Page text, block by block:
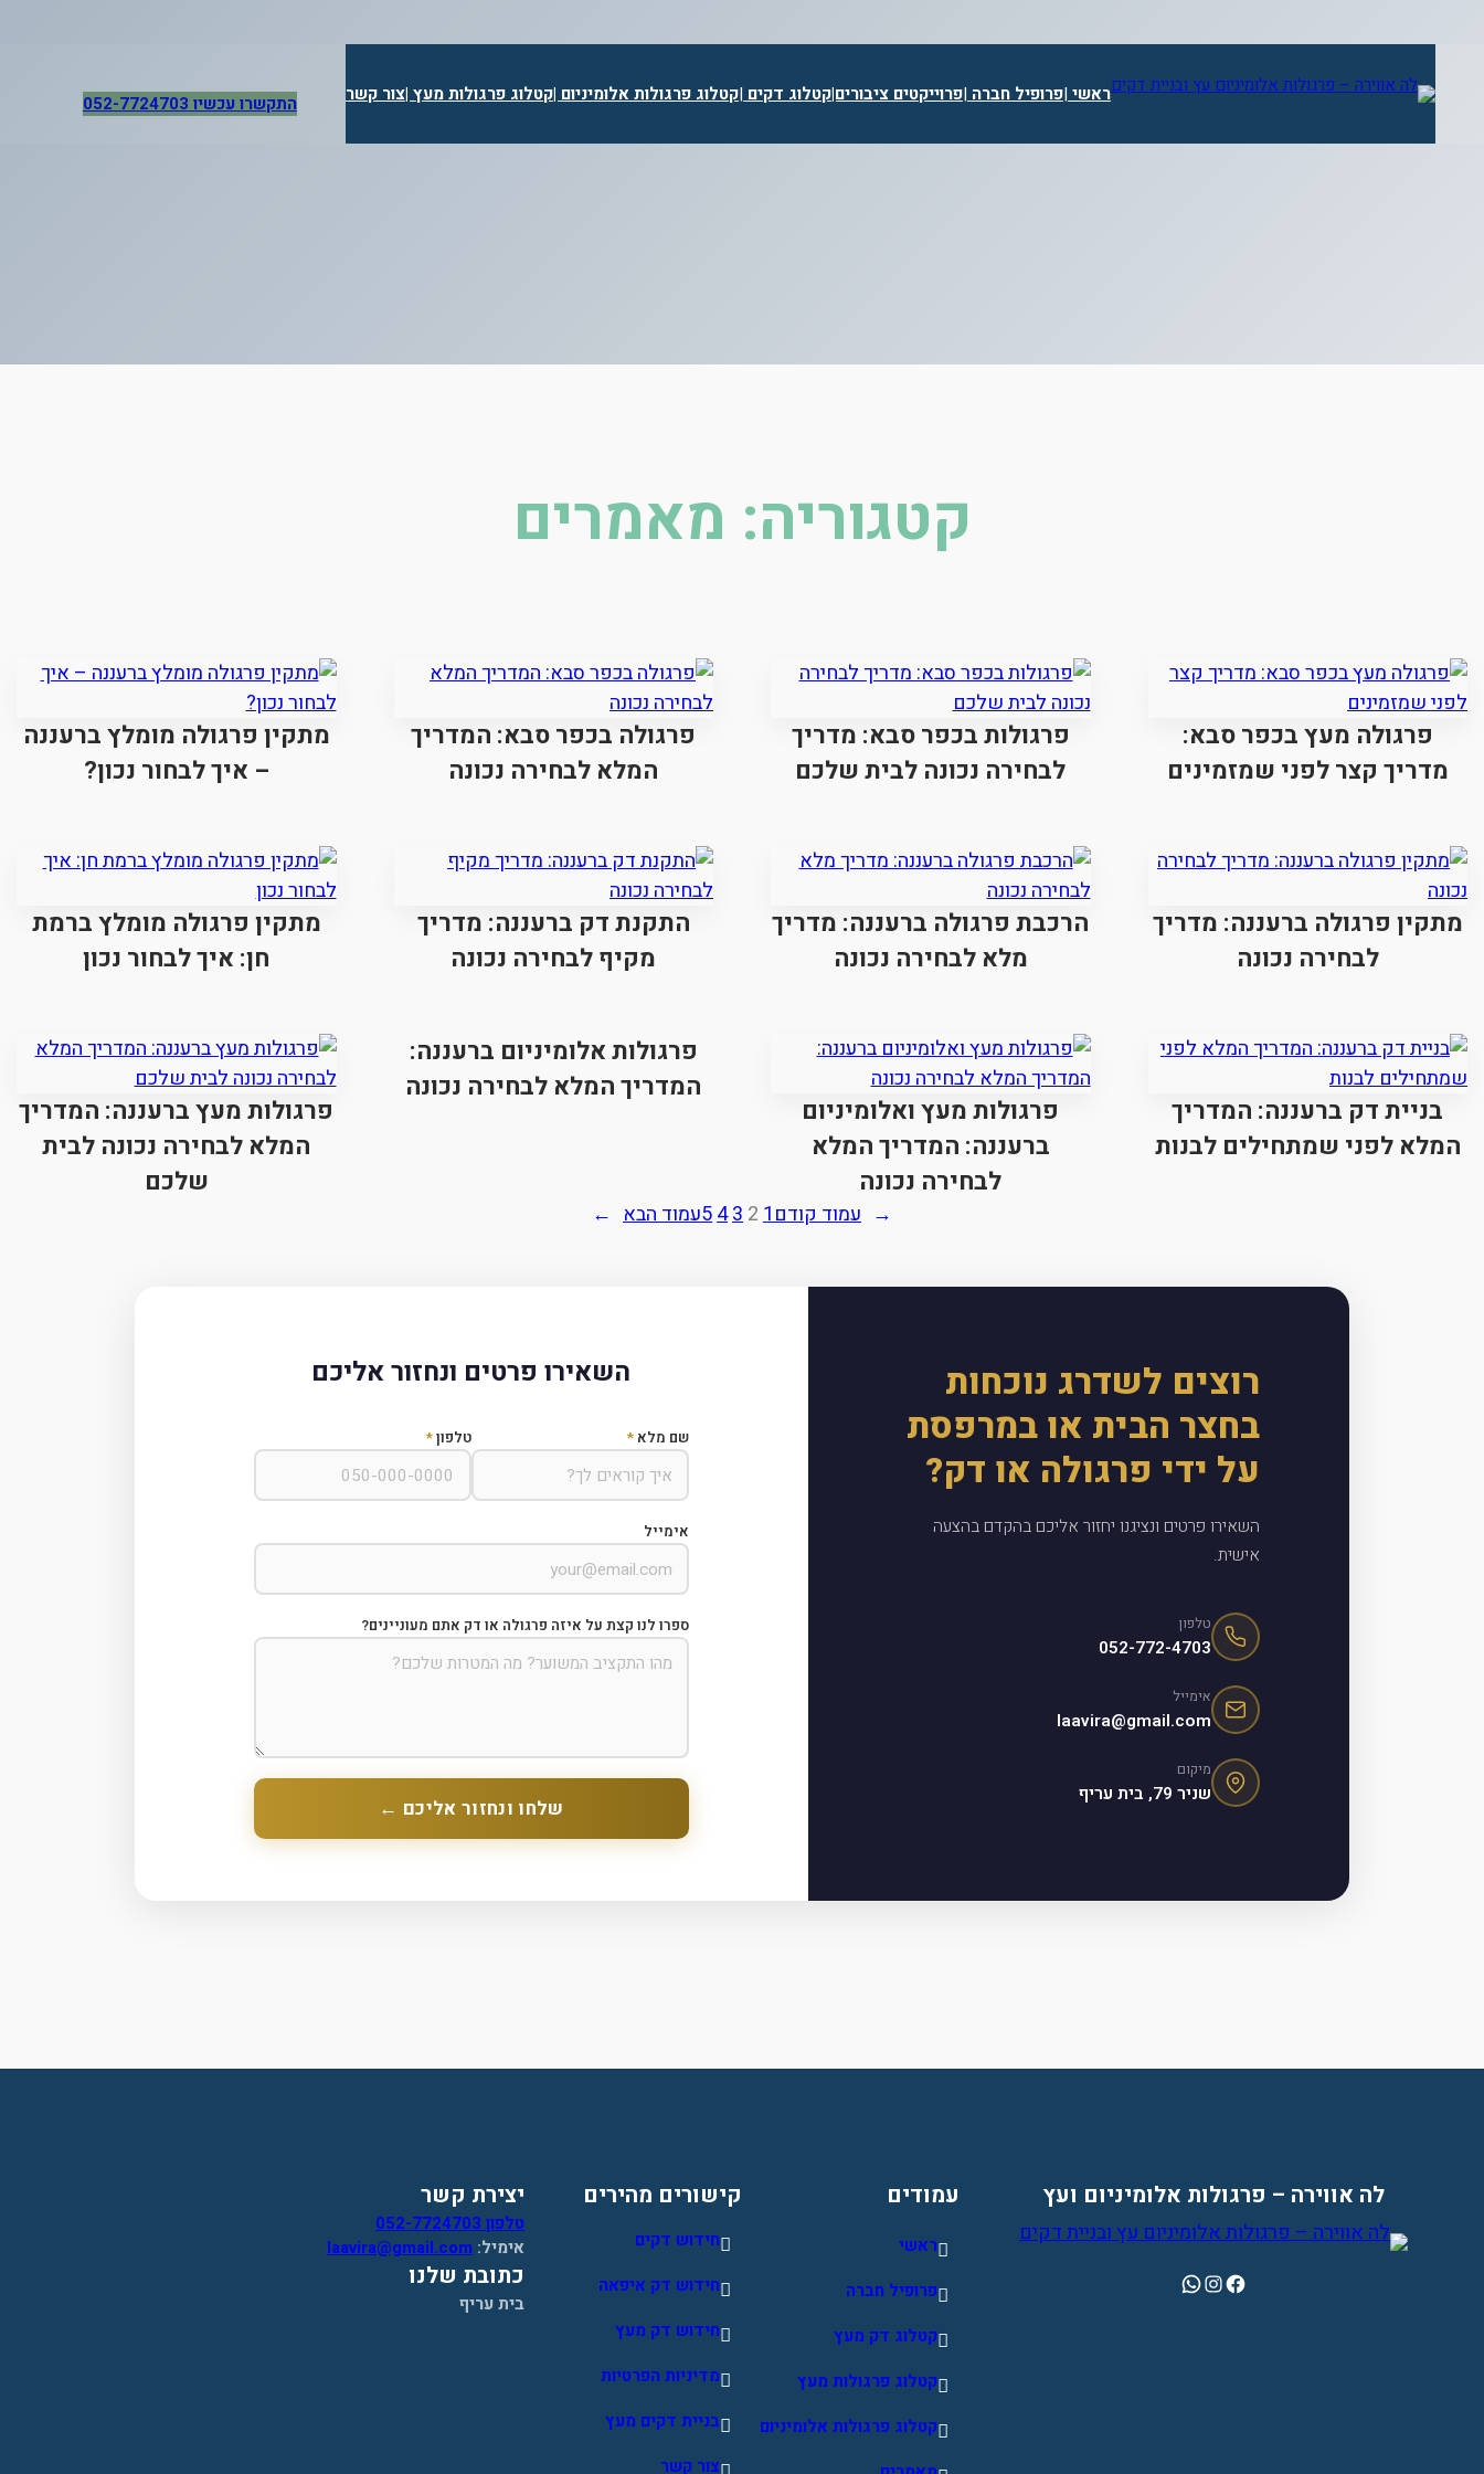
ראשי |פרופיל חברה |פרוייקטים ציבורים|קטלוג דקים |קטלוג פרגולות אלומיניום |קטלוג פרגולות מעץ |צור קשר התקשרו עכשיו 052-7724703
קטגוריה: מאמרים
פרגולה מעץ בכפר סבא:
מדריך קצר לפני שמזמינים
פרגולות בכפר סבא: מדריך
לבחירה נכונה לבית שלכם
פרגולה בכפר סבא: המדריך
המלא לבחירה נכונה
מתקין פרגולה מומלץ ברעננה
– איך לבחור נכון?
מתקין פרגולה ברעננה: מדריך
לבחירה נכונה
הרכבת פרגולה ברעננה: מדריך
מלא לבחירה נכונה
התקנת דק ברעננה: מדריך
מקיף לבחירה נכונה
מתקין פרגולה מומלץ ברמת
חן: איך לבחור נכון
בניית דק ברעננה: המדריך
המלא לפני שמתחילים לבנות
פרגולות מעץ ואלומיניום
ברעננה: המדריך המלא
לבחירה נכונה
פרגולות אלומיניום ברעננה:
המדריך המלא לבחירה נכונה
פרגולות מעץ ברעננה: המדריך
המלא לבחירה נכונה לבית
שלכם
← עמוד קודם1
2
3
4
5עמוד הבא →
רוצים לשדרג נוכחות
בחצר הבית או במרפסת
על ידי פרגולה או דק?
השאירו פרטים ונציגנו יחזור אליכם בהקדם בהצעה
אישית.
טלפון
052-772-4703
אימייל
laavira@gmail.com
מיקום
שניר 79, בית עריף
השאירו פרטים ונחזור אליכם
שם מלא * טלפון*
אימייל
ספרו לנו קצת על איזה פרגולה או דק אתם מעוניינים?
שלחו ונחזור אליכם ←
לה אווירה – פרגולות אלומיניום ועץ
Facebook
Instagram
WhatsApp
עמודים
ראשי
פרופיל חברה
קטלוג דק מעץ
קטלוג פרגולות מעץ
קטלוג פרגולות אלומיניום
קישורים מהירים
חידוש דקים
חידוש דק איפאה
חידוש דק מעץ
מדיניות הפרטיות
בניית דקים מעץ
צור קשר
יצירת קשר
טלפון 052-7724703
אימיל: laavira@gmail.com
כתובת שלנו
בית עריף